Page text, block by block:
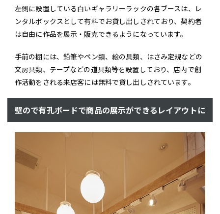
左側に設置している白いギャラリーラックの各ブースは、レ
ンタルボックスとして有料でお貸し出しされており、契約者
は自由に作品を展示・販売できるようになっています。
手前の棚には、鉛筆やペン類、絵の具類、はさみ定規などの
文房具類、テープなどの道具類等を設置しており、店内で創
作活動をされる来店客には無料で貸し出しされています。
壁ので有孔ボードで商品の展示ができるレイアウトに